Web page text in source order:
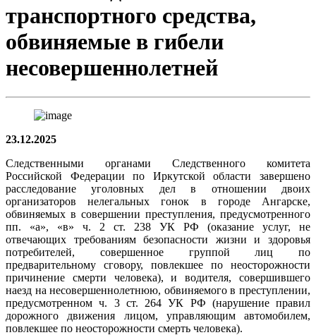
транспортного средства,
обвиняемые в гибели
несовершеннолетней
23.12.2025
Следственными органами Следственного комитета
Российской Федерации по Иркутской области завершено
расследование уголовных дел в отношении двоих
организаторов нелегальных гонок в городе Ангарске,
обвиняемых в совершении преступления, предусмотренного
пп. «а», «в» ч. 2 ст. 238 УК РФ (оказание услуг, не
отвечающих требованиям безопасности жизни и здоровья
потребителей, совершенное группой лиц по
предварительному сговору, повлекшее по неосторожности
причинение смерти человека), и водителя, совершившего
наезд на несовершеннолетнюю, обвиняемого в преступлении,
предусмотренном ч. 3 ст. 264 УК РФ (нарушение правил
дорожного движения лицом, управляющим автомобилем,
повлекшее по неосторожности смерть человека).